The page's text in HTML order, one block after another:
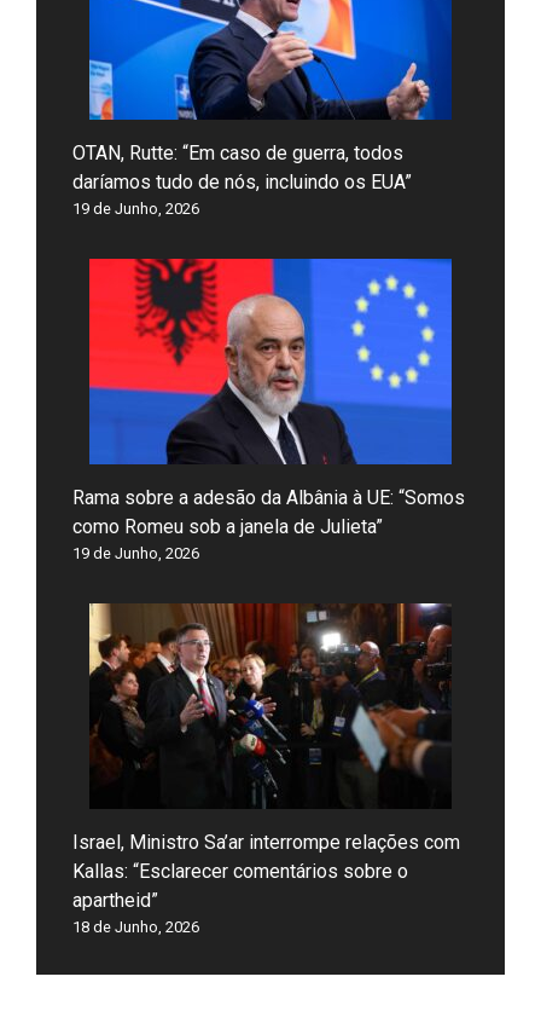
OTAN, Rutte: “Em caso de guerra, todos
daríamos tudo de nós, incluindo os EUA”
19 de Junho, 2026
Rama sobre a adesão da Albânia à UE: “Somos
como Romeu sob a janela de Julieta”
19 de Junho, 2026
Israel, Ministro Sa’ar interrompe relações com
Kallas: “Esclarecer comentários sobre o
apartheid”
18 de Junho, 2026